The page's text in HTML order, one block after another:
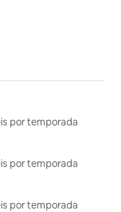
por temporada
por temporada
por temporada